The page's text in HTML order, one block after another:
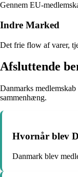
Gennem EU-
Indre Marked
Det frie flow af varer,
Afsluttende
Danmarks
sammenhæng.
Hvornår blev
Danmark blev